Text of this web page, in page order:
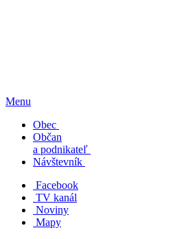
Menu
Obec
Občan
a podnikateľ
Návštevník
Facebook
TV kanál
Noviny
Mapy